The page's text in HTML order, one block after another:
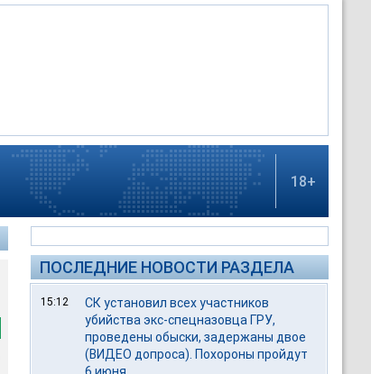
18+
ПОСЛЕДНИЕ НОВОСТИ РАЗДЕЛА
15:12
СК установил всех участников
убийства экс-спецназовца ГРУ,
проведены обыски, задержаны двое
(ВИДЕО допроса). Похороны пройдут